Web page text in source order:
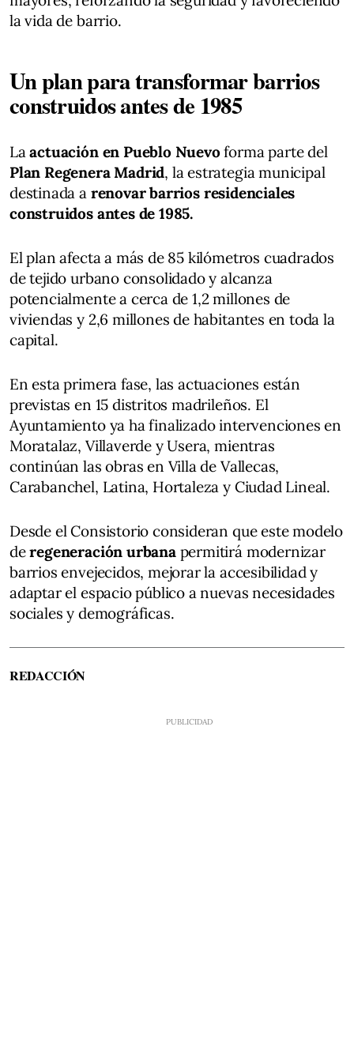
la vida de barrio.
Un plan para transformar barrios
construidos antes de 1985
Laactuación en Pueblo Nuevoforma parte del
Plan Regenera Madrid, la estrategia municipal
destinada a renovar barrios residenciales
construidos antes de 1985.
El plan afecta a más de 85 kilómetros cuadrados
de tejido urbano consolidado y alcanza
potencialmente a cerca de 1,2 millones de
viviendas y 2,6 millones de habitantes en toda la
capital.
En esta primera fase, las actuaciones están
previstas en 15 distritos madrileños. El
Ayuntamiento ya ha finalizado intervenciones en
Moratalaz, Villaverde y Usera, mientras
continúan las obras en Villa de Vallecas,
Carabanchel, Latina, Hortaleza y Ciudad Lineal.
Desde el Consistorio consideran que este modelo
deregeneración urbanapermitirá modernizar
barrios envejecidos, mejorar la accesibilidad y
adaptar el espacio público a nuevas necesidades
sociales y demográficas.
REDACCIÓN